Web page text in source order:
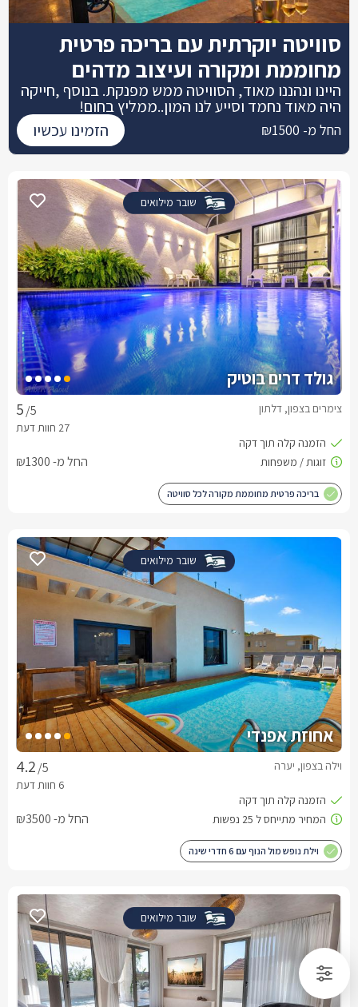
שובר מילואים
גולד דרים בוטיק
/5 צימרים בצפון, דלתון
החל מ- ₪1300
בריכה פרטית מחוממת מקורה לכל סוויטה
שובר מילואים
אחוזת אפנדי
/5 וילה בצפון, יערה
החל מ- ₪3500
וילת נופש מול הנוף עם 6 חדרי שינה
שובר מילואים
סוויטה יוקרתית עם בריכה פרטית
מחוממת ומקורה ועיצוב מדהים
היינו ונהננו מאוד, הסוויטה ממש מפנקת. בנוסף ,חייקה
היה מאוד נחמד וסייע לנו המון..ממליץ בחום!
החל מ- ₪1500 הזמינו עכשיו